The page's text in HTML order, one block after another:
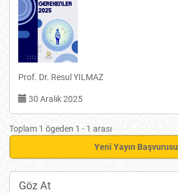
Prof. Dr. Resul YILMAZ
30 Aralık 2025
Toplam 1 ögeden 1 - 1 arası
Yeni
Yayın
Başvurusu
Yeni Yayın Başvurusu
Göz At